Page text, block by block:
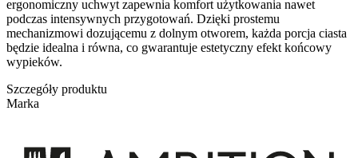
ergonomiczny uchwyt zapewnia komfort użytkowania nawet
podczas intensywnych przygotowań. Dzięki prostemu
mechanizmowi dozującemu z dolnym otworem, każda porcja ciasta
będzie idealna i równa, co gwarantuje estetyczny efekt końcowy
wypieków.
Szczegóły produktu
Marka